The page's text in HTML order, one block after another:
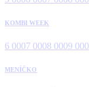
KOMBI WEEK
6 0007 0008 0009 000
MENÍČKO